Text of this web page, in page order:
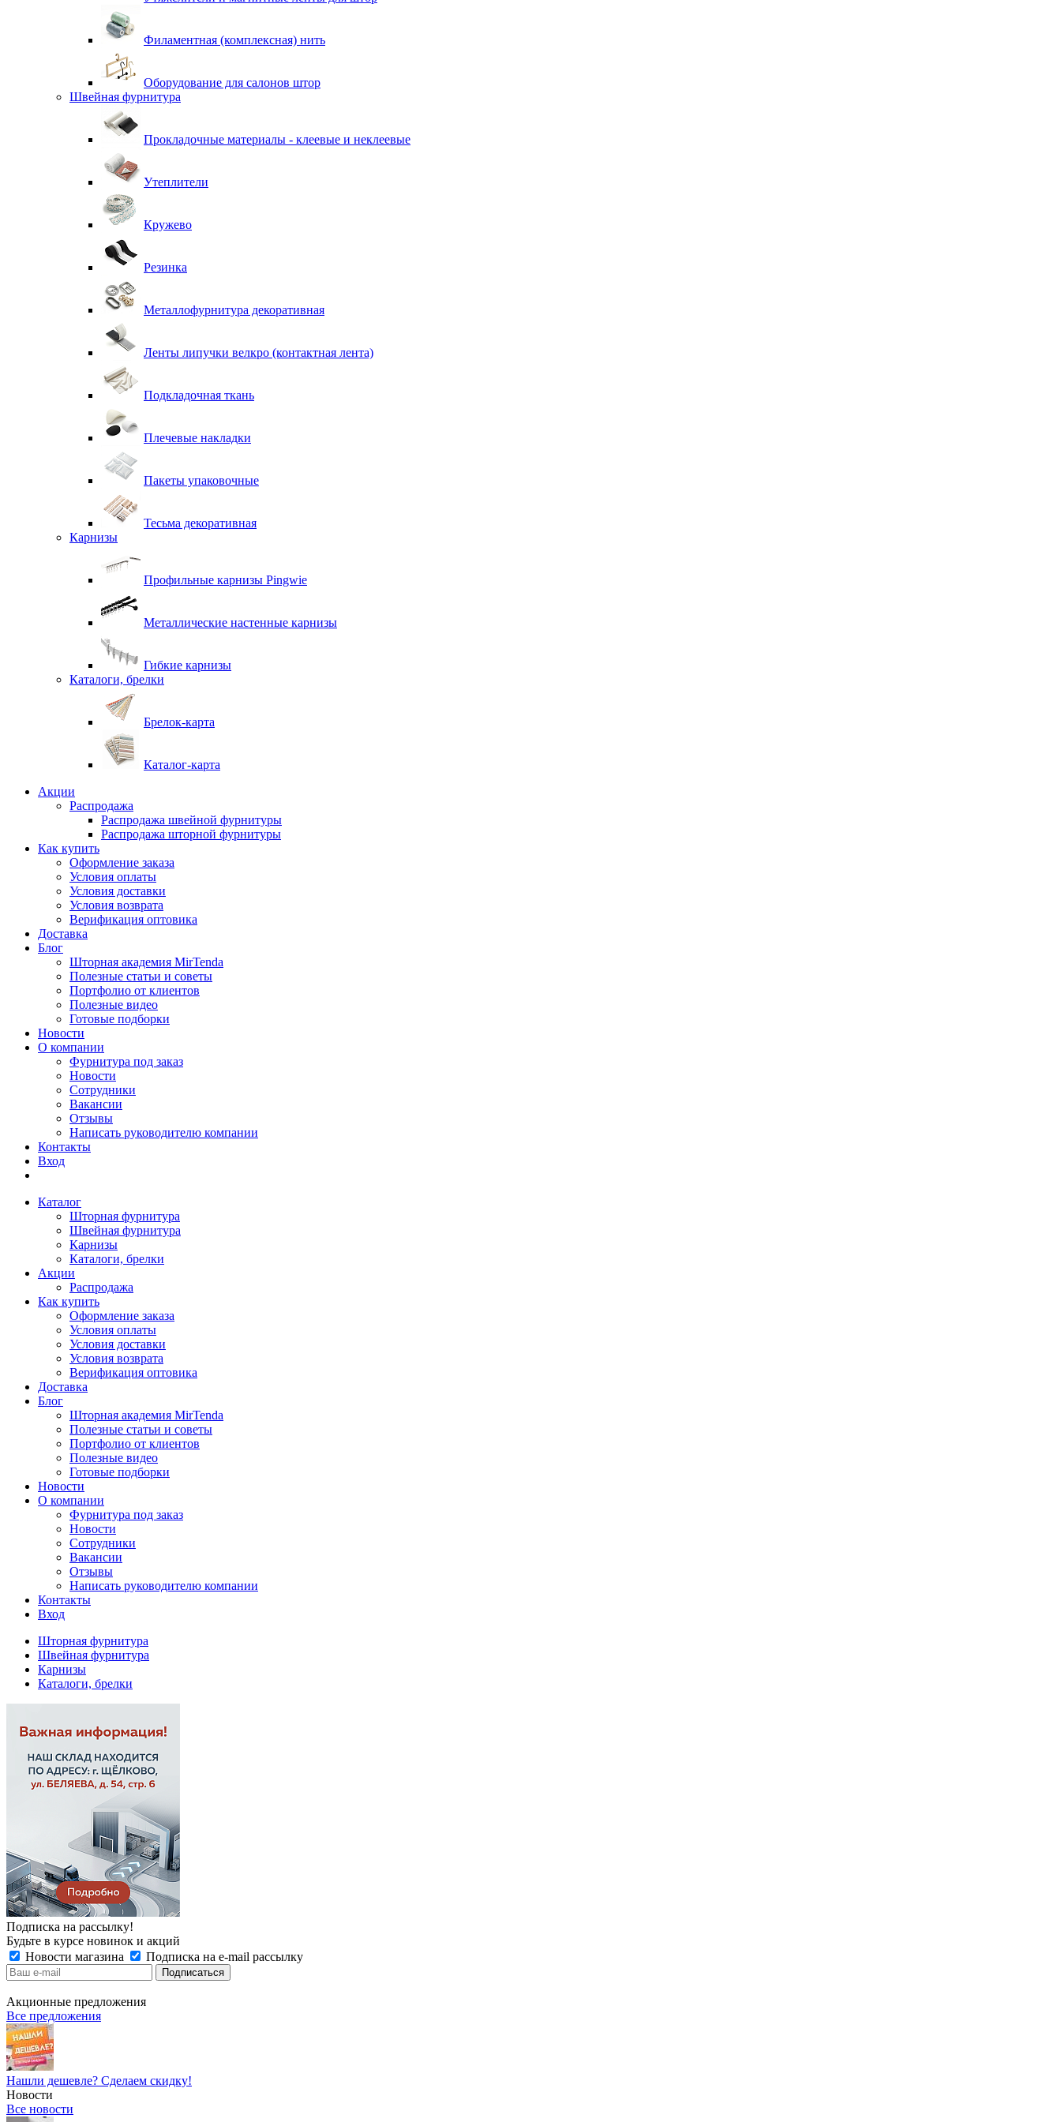
Филаментная (комплексная) нить
Оборудование для салонов штор
Швейная фурнитура
Прокладочные материалы - клеевые и неклеевые
Утеплители
Кружево
Резинка
Металлофурнитура декоративная
Ленты липучки велкро (контактная лента)
Подкладочная ткань
Плечевые накладки
Пакеты упаковочные
Тесьма декоративная
Карнизы
Профильные карнизы Pingwie
Металлические настенные карнизы
Гибкие карнизы
Каталоги, брелки
Брелок-карта
Каталог-карта
Акции
Распродажа
Распродажа швейной фурнитуры
Распродажа шторной фурнитуры
Как купить
Оформление заказа
Условия оплаты
Условия доставки
Условия возврата
Верификация оптовика
Доставка
Блог
Шторная академия MirTenda
Полезные статьи и советы
Портфолио от клиентов
Полезные видео
Готовые подборки
Новости
О компании
Фурнитура под заказ
Новости
Сотрудники
Вакансии
Отзывы
Написать руководителю компании
Контакты
Вход
Каталог
Шторная фурнитура
Швейная фурнитура
Карнизы
Каталоги, брелки
Акции
Распродажа
Как купить
Оформление заказа
Условия оплаты
Условия доставки
Условия возврата
Верификация оптовика
Доставка
Блог
Шторная академия MirTenda
Полезные статьи и советы
Портфолио от клиентов
Полезные видео
Готовые подборки
Новости
О компании
Фурнитура под заказ
Новости
Сотрудники
Вакансии
Отзывы
Написать руководителю компании
Контакты
Вход
Шторная фурнитура
Швейная фурнитура
Карнизы
Каталоги, брелки
Подписка на рассылку!
Будьте в курсе новинок и акций
Новости магазина
Подписка на e-mail рассылку
Акционные предложения
Все предложения
Нашли дешевле? Сделаем скидку!
Новости
Все новости